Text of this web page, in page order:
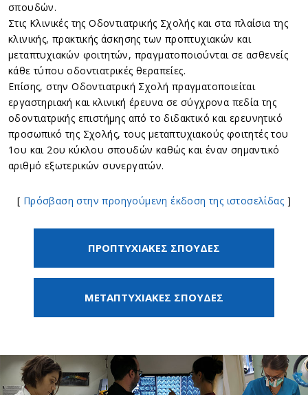
σπουδών.
Στις Κλινικές της Οδοντιατρικής Σχολής και στα πλαίσια της
κλινικής, πρακτικής άσκησης των προπτυχιακών και
μεταπτυχιακών φοιτητών, πραγματοποιούνται σε ασθενείς
κάθε τύπου οδοντιατρικές θεραπείες.
Επίσης, στην Οδοντιατρική Σχολή πραγματοποιείται
εργαστηριακή και κλινική έρευνα σε σύγχρονα πεδία της
οδοντιατρικής επιστήμης από το διδακτικό και ερευνητικό
προσωπικό της Σχολής, τους μεταπτυχιακούς φοιτητές του
1ου και 2ου κύκλου σπουδών καθώς και έναν σημαντικό
αριθμό εξωτερικών συνεργατών.
[ Πρόσβαση στην προηγούμενη έκδοση της ιστοσελίδας ]
ΠΡΟΠΤΥΧΙΑΚΕΣ ΣΠΟΥΔΕΣ
ΜΕΤΑΠΤΥΧΙΑΚΕΣ ΣΠΟΥΔΕΣ